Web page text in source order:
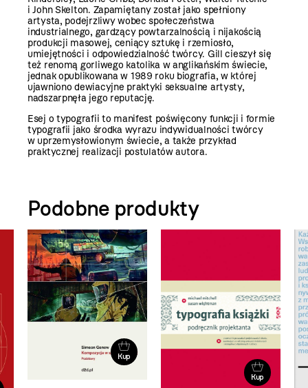
i John Skelton. Zapamiętany został jako spełniony
artysta, podejrzliwy wobec społeczeństwa
industrialnego, gardzący powtarzalnością i nijakością
produkcji masowej, ceniący sztukę i rzemiosło,
umiejętności i odpowiedzialność twórcy. Gill cieszył się
też renomą gorliwego kato­lika w anglikańskim świecie,
jednak opublikowana w 1989 roku biografia, w której
ujawniono dewiacyjne praktyki seksualne artysty,
nadszarpnęła jego reputację.
Esej o typografii to manifest poświęcony funkcji i formie
typografii jako środka wyrazu indywidualności twórcy
w uprzemysłowionym świecie, a także przykład
praktycznej realizacji postulatów autora.
Podobne produkty
Kup
Kup